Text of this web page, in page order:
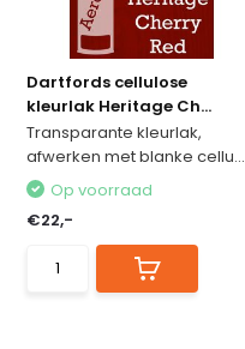
Dartfords cellulose
kleurlak Heritage Ch...
Transparante kleurlak,
afwerken met blanke cellu...
Op voorraad
€22,-